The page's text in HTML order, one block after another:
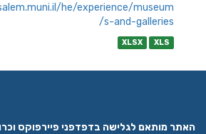
he/experience/museum
s-and-galleries/
XLSX XLS
האתר מותאם לגלישה בדפדפני פיירפוקס